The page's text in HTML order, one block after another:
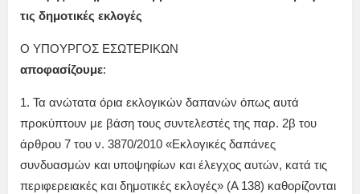
τις δημοτικές εκλογές
Ο ΥΠΟΥΡΓΟΣ ΕΣΩΤΕΡΙΚΩΝ
αποφασίζουμε:
1. Τα ανώτατα όρια εκλογικών δαπανών όπως αυτά
προκύπτουν με βάση τους συντελεστές της παρ. 2β του
άρθρου 7 του ν. 3870/2010 «Εκλογικές δαπάνες
συνδυασμών και υποψηφίων και έλεγχος αυτών, κατά τις
περιφερειακές και δημοτικές εκλογές» (Α 138) καθορίζονται